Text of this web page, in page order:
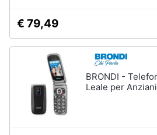
Assistenza
€ 79,49
BRONDI -
Leale per